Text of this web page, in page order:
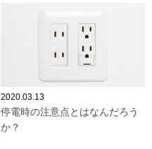
2020.03.13
停電時の注意点とはなんだろう
か？